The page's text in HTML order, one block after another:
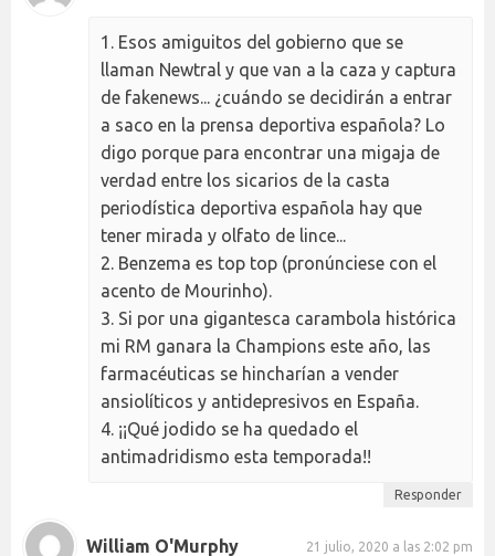
1. Esos amiguitos del gobierno que se
llaman Newtral y que van a la caza y captura
de fakenews... ¿cuándo se decidirán a entrar
a saco en la prensa deportiva española? Lo
digo porque para encontrar una migaja de
verdad entre los sicarios de la casta
periodística deportiva española hay que
tener mirada y olfato de lince...
2. Benzema es top top (pronúnciese con el
acento de Mourinho).
3. Si por una gigantesca carambola histórica
mi RM ganara la Champions este año, las
farmacéuticas se hincharían a vender
ansiolíticos y antidepresivos en España.
4. ¡¡Qué jodido se ha quedado el
antimadridismo esta temporada!!
Responder
William O'Murphy 21 julio, 2020 a las 2:02 pm